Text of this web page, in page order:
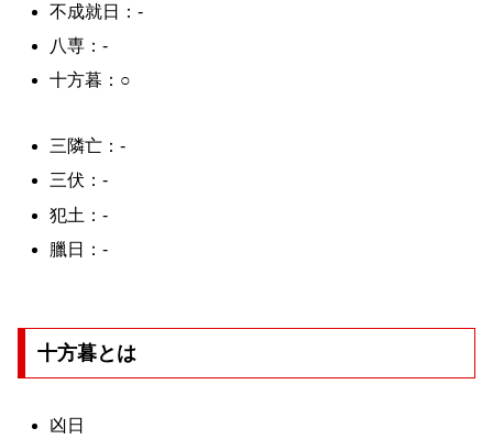
不成就日：-
八専：-
十方暮：○
三隣亡：-
三伏：-
犯土：-
臘日：-
十方暮とは
凶日